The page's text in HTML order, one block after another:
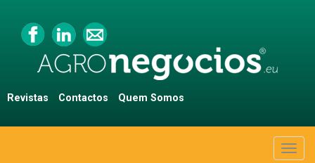
Revistas Contactos Quem Somos